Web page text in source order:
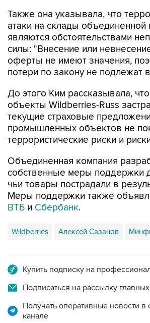
Также она указывала, что
атаки на склады объединенной
являются обстоятельствами
силы: "Внесение или
оферты не имеют значения,
потери по закону не подлежат
До этого Ким рассказывала,
объекты Wildberries-Russ
текущие страховые
промышленных объектов не
террористические риски и
Объединенная компания
собственные меры поддержки
чьи товары пострадали в
Меры поддержки также
ВТБ и Сбербанк.
Wildberries Алексей Сазанов
Купить подписку на
Подписаться на рассылку
Получать оперативные новости
канале